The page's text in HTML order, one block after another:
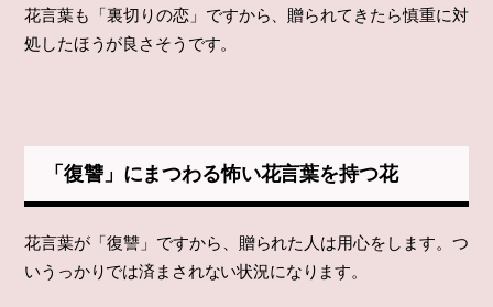
花言葉も「裏切りの恋」ですから、贈られてきたら慎重に対
処したほうが良さそうです。
「復讐」にまつわる怖い花言葉を持つ花
花言葉が「復讐」ですから、贈られた人は用心をします。つ
いうっかりでは済まされない状況になります。